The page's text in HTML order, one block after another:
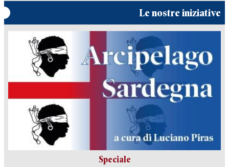
Le nostre iniziative
Speciale